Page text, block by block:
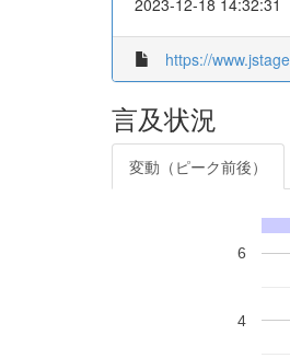
https://
言及状況
変動（ピーク前後）
4
6